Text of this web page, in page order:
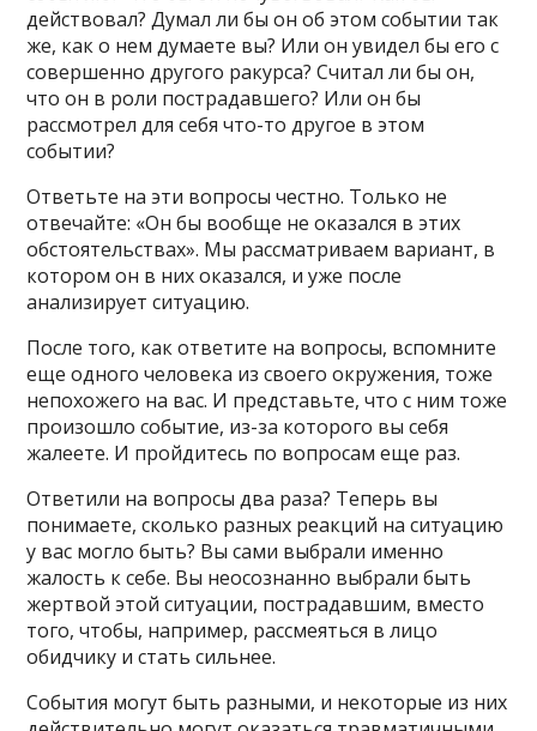
действовал? Думал ли бы он об этом событии так
же, как о нем думаете вы? Или он увидел бы его с
совершенно другого ракурса? Считал ли бы он,
что он в роли пострадавшего? Или он бы
рассмотрел для себя что-то другое в этом
событии?
Ответьте на эти вопросы честно. Только не
отвечайте: «Он бы вообще не оказался в этих
обстоятельствах». Мы рассматриваем вариант, в
котором он в них оказался, и уже после
анализирует ситуацию.
После того, как ответите на вопросы, вспомните
еще одного человека из своего окружения, тоже
непохожего на вас. И представьте, что с ним тоже
произошло событие, из-за которого вы себя
жалеете. И пройдитесь по вопросам еще раз.
Ответили на вопросы два раза? Теперь вы
понимаете, сколько разных реакций на ситуацию
у вас могло быть? Вы сами выбрали именно
жалость к себе. Вы неосознанно выбрали быть
жертвой этой ситуации, пострадавшим, вместо
того, чтобы, например, рассмеяться в лицо
обидчику и стать сильнее.
События могут быть разными, и некоторые из них